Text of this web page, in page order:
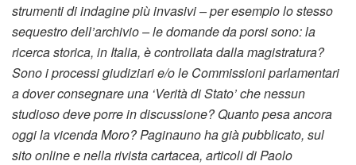
strumenti di indagine più invasivi – per esempio lo stesso
sequestro dell’archivio – le domande da porsi sono: la
ricerca storica, in Italia, è controllata dalla magistratura?
Sono i processi giudiziari e/o le Commissioni parlamentari
a dover consegnare una ‘Verità di Stato’ che nessun
studioso deve porre in discussione? Quanto pesa ancora
oggi la vicenda Moro? Paginauno ha già pubblicato, sul
sito online e nella rivista cartacea, articoli di Paolo